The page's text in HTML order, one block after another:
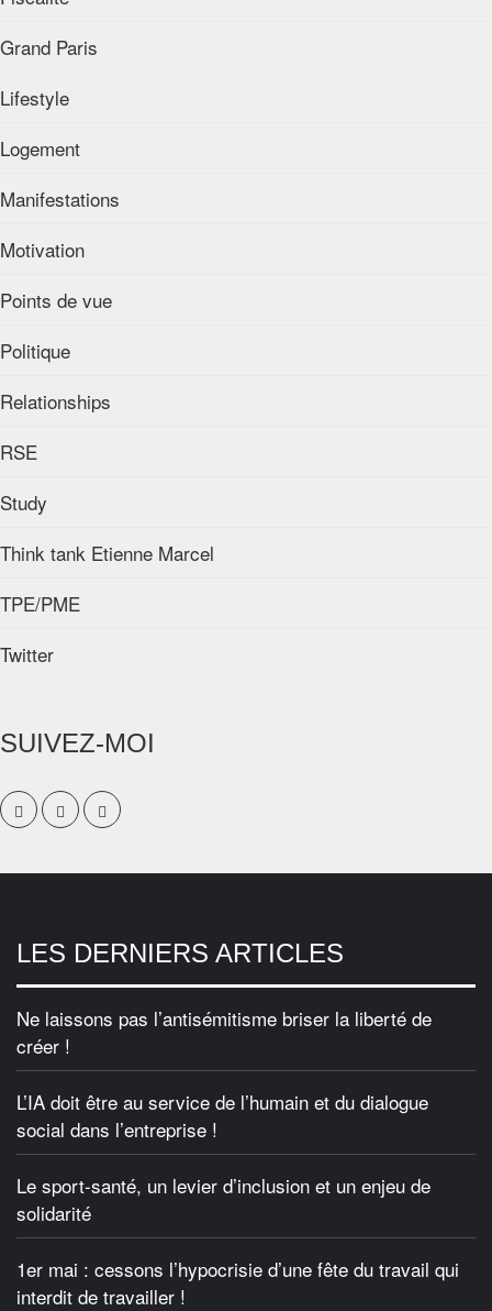
Grand Paris
Lifestyle
Logement
Manifestations
Motivation
Points de vue
Politique
Relationships
RSE
Study
Think tank Etienne Marcel
TPE/PME
Twitter
SUIVEZ-MOI
LES DERNIERS ARTICLES
Ne laissons pas l’antisémitisme briser la liberté de
créer !
L’IA doit être au service de l’humain et du dialogue
social dans l’entreprise !
Le sport-santé, un levier d’inclusion et un enjeu de
solidarité
1er mai : cessons l’hypocrisie d’une fête du travail qui
interdit de travailler !